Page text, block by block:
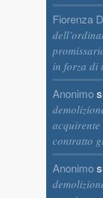
Fiorenza
in forza di
Anonimo
contratto
Anonimo